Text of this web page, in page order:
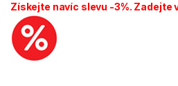
Získejte navíc slevu -3%. Zadejte